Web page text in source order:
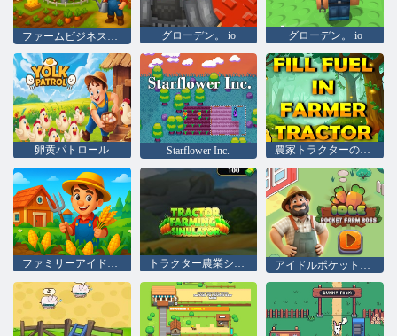
ファームビジネスサガ グローデン。 io グローデン。 io
卵黄パトロール Starflower Inc.
ファミリーアイドルファーム：ビルド＆ハーベスト トラクター農業シミュレーター